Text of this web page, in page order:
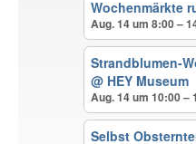
Wochenmärkte
Aug. 14 um 8:00 –
Strandblumen-
@ HEY Museum
Aug. 14 um 10:00 –
Selbst